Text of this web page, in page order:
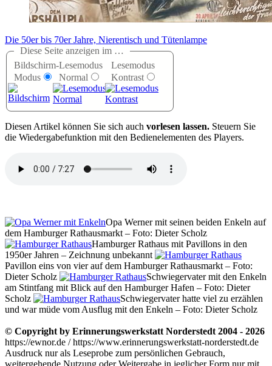
Die 50er bis 70er Jahre, Nierentisch und Tütenlampe
Diese Seite anzeigen im …
Bildschirm-
Modus
Lesemodus
Normal
Lesemodus
Kontrast
Diesen Artikel können Sie sich auch vorlesen lassen. Steuern Sie
die Wiedergabefunktion mit den Bedienelementen des Players.
Opa Werner mit seinen beiden Enkeln auf
dem Hamburger Rathausmarkt – Foto: Dieter Scholz
Hamburger Rathaus mit Pavillons in den
1950er Jahren – Zeichnung unbekannt
Pavillon eins von vier auf dem Hamburger Rathausmarkt – Foto:
Dieter Scholz
Schwiegervater mit den Enkeln
am Stintfang mit Blick auf den Hamburger Hafen – Foto: Dieter
Scholz
Schwiegervater hatte viel zu erzählen
und war müde vom Ausflug mit den Enkeln – Foto: Dieter Scholz
© Copyright by Erinnerungswerkstatt Norderstedt 2004 - 2026
https://ewnor.de / https://www.erinnerungswerkstatt-norderstedt.de
Ausdruck nur als Leseprobe zum persönlichen Gebrauch,
weitergehende Nutzung oder Weitergabe in jeglicher Form nur mit